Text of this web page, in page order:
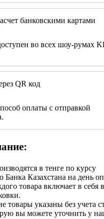
банковскими картами
во всех шоу-румах
QR код
оплаты с отправкой
в тенге по курсу
Банка Казахстана на день
товара включает в себя
товары указаны без учета
вы можете уточнить у